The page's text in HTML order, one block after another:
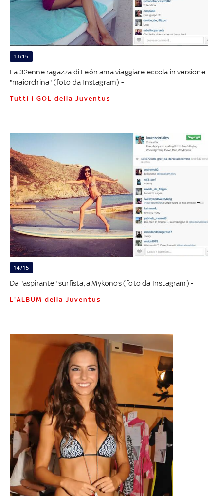
13/15
La 32enne ragazza di León ama viaggiare, eccola in versione
"maiorchina" (foto da Instagram) -
Tutti i GOL della Juventus
14/15
Da "aspirante" surfista, a Mykonos (foto da Instagram) -
L'ALBUM della Juventus